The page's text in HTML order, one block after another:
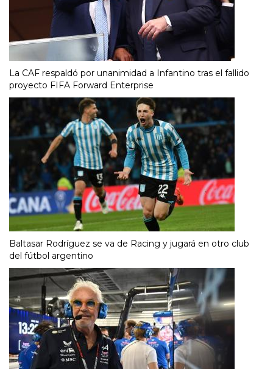
La CAF respaldó por unanimidad a Infantino tras el fallido
proyecto FIFA Forward Enterprise
Baltasar Rodríguez se va de Racing y jugará en otro club
del fútbol argentino